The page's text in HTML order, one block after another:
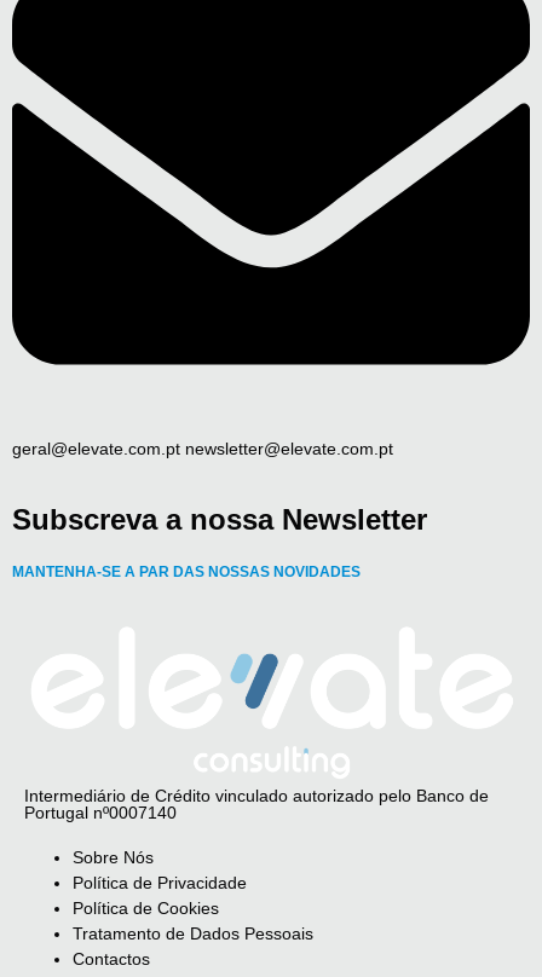
geral@elevate.com.pt newsletter@elevate.com.pt
Subscreva a nossa Newsletter
MANTENHA-SE A PAR DAS NOSSAS NOVIDADES
Intermediário de Crédito vinculado autorizado pelo Banco de
Portugal nº0007140
Sobre Nós
Política de Privacidade
Política de Cookies
Tratamento de Dados Pessoais
Contactos